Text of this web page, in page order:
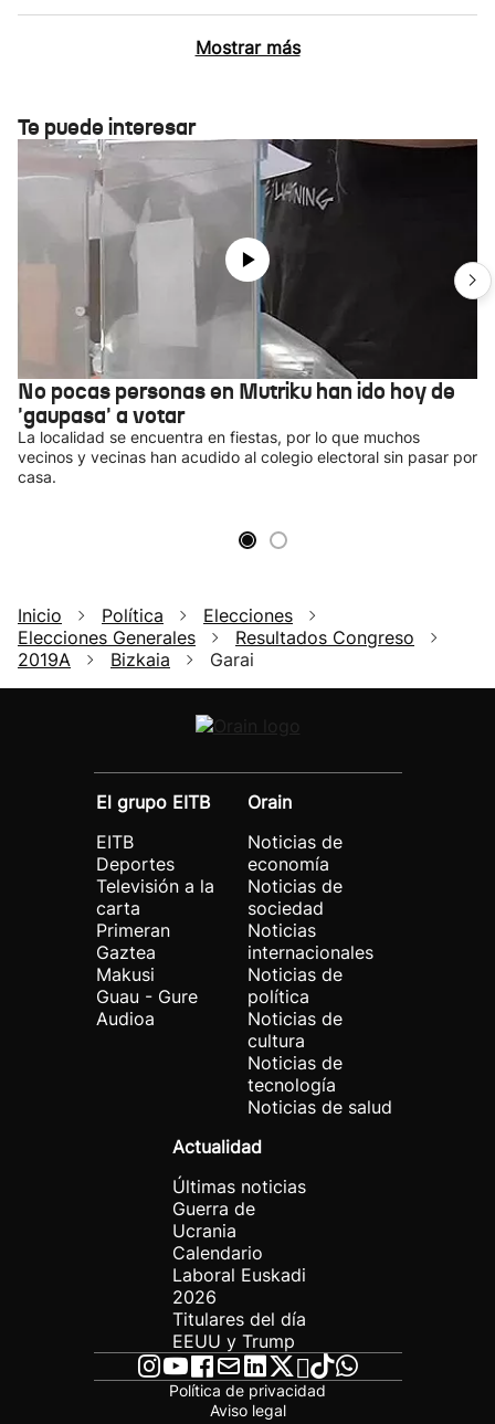
Mostrar más
Te puede interesar
No pocas personas en Mutriku han ido hoy de
'gaupasa' a votar
La localidad se encuentra en fiestas, por lo que muchos
vecinos y vecinas han acudido al colegio electoral sin pasar por
casa.
Inicio Política
Elecciones
Elecciones Generales
Resultados Congreso
2019A
Bizkaia Garai
El grupo EITB
EITB
Deportes
Televisión a la
carta
Primeran
Gaztea
Makusi
Guau - Gure
Audioa
Orain
Noticias de
economía
Noticias de
sociedad
Noticias
internacionales
Noticias de
política
Noticias de
cultura
Noticias de
tecnología
Noticias de salud
Actualidad
Últimas noticias
Guerra de
Ucrania
Calendario
Laboral Euskadi
2026
Titulares del día
EEUU y Trump
Política de privacidad
Aviso legal